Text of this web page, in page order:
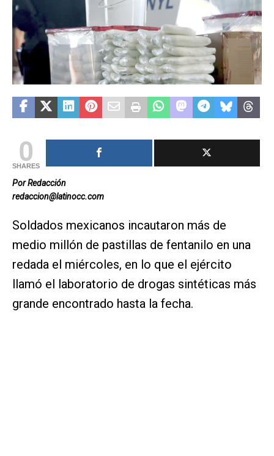
0
SHARES
Por Redacción
redaccion@latinocc.com
Soldados mexicanos incautaron más de
medio millón de pastillas de fentanilo en una
redada el miércoles, en lo que el ejército
llamó el laboratorio de drogas sintéticas más
grande encontrado hasta la fecha.